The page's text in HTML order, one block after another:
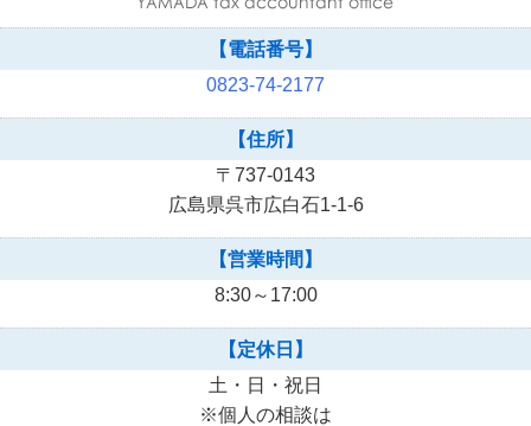
【電話番号】
0823-74-2177
【住所】
〒737-0143
広島県呉市広白石1-1-6
【営業時間】
8:30～17:00
【定休日】
土・日・祝日
※個人の相談は